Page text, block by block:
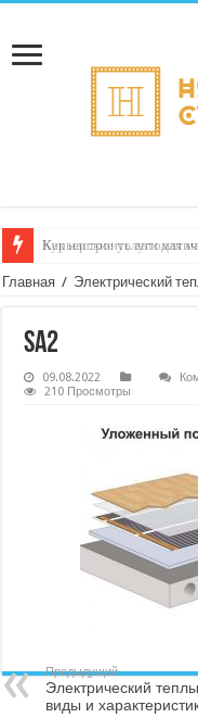
Как настроить
Главная / Электрический
sa2
09.08.2022
210 Просмотры
Предыдущий
Электрический
виды и